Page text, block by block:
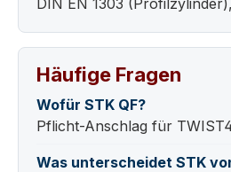
Häufige Fragen
Wofür STK QF?
Pflicht-Anschlag für
Was unterscheidet STK